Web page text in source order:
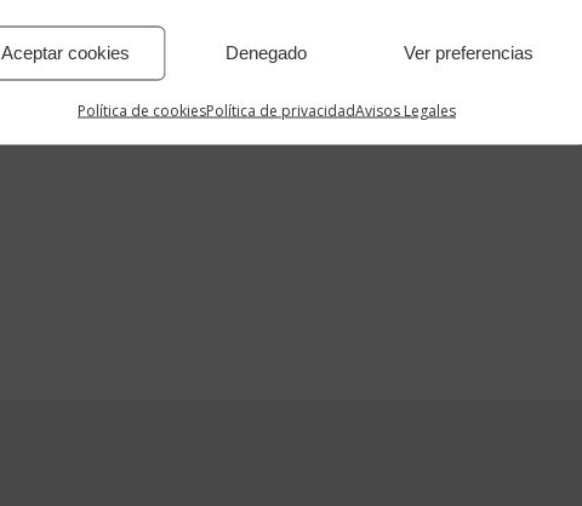
Aceptar cookies Denegado Ver preferencias
Política de cookiesPolítica de privacidadAvisos Legales
este navegador para la próxima vez que comente.